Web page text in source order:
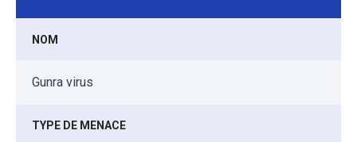
NOM
Gunra virus
TYPE DE MENACE